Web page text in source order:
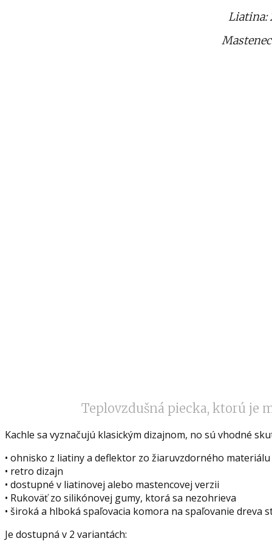
Liatina:
Teplovzdušná piecka, ktorú je
Kachle sa vyznačujú klasickým dizajnom, no sú vhodné
• ohnisko z liatiny a deflektor zo žiaruvzdorného materiálu
• retro dizajn
• dostupné v liatinovej alebo mastencovej verzii
• Rukoväť zo silikónovej gumy, ktorá sa nezohrieva
• široká a hlboká spaľovacia komora na spaľovanie dreva
Je dostupná v 2 variantách: